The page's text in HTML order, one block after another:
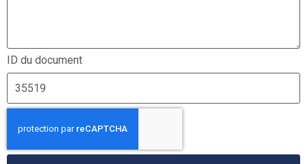
ID du document